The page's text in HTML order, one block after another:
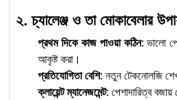
২. চ্যালেঞ্জ ও তা মোকাবেলার
প্রথম দিকে কাজ পাওয়া কঠিন: ভালো
আকৃষ্ট করা।
প্রতিযোগিতা বেশি: নতুন টেকনোলজি
ক্লায়েন্ট ম্যানেজমেন্ট: পেশাদারিত্ব বজায়